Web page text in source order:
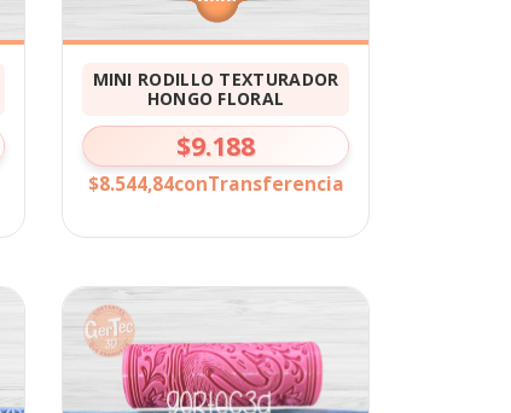
MINI RODILLO TEXTURADOR
HONGO FLORAL
$9.188
$8.544,84conTransferencia